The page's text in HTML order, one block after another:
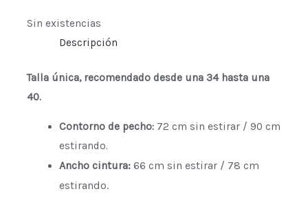
Sin existencias
Descripción
Talla única, recomendado desde una 34 hasta una
40.
Contorno de pecho: 72 cm sin estirar / 90 cm
estirando.
Ancho cintura: 66 cm sin estirar / 78 cm
estirando.